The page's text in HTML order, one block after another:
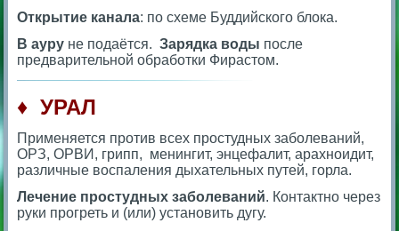
Открытие канала: по схеме Буддийского блока.
В ауру не подаётся.Зарядка воды после
предварительной обработки Фирастом.
♦ УРАЛ
Применяется против всех простудных заболеваний,
ОРЗ, ОРВИ, грипп, менингит, энцефалит, арахноидит,
различные воспаления дыхательных путей, горла.
Лечение простудных заболеваний. Контактно через
руки прогреть и (или) установить дугу.